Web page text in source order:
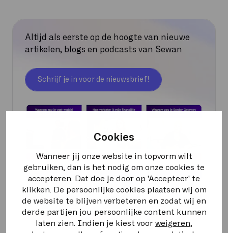
Cookies
Wanneer jij onze website in topvorm wilt
gebruiken, dan is het nodig om onze cookies te
accepteren. Dat doe je door op 'Accepteer' te
klikken. De persoonlijke cookies plaatsen wij om
de website te blijven verbeteren en zodat wij en
derde partijen jou persoonlijke content kunnen
laten zien. Indien je kiest voor weigeren
Altijd als eerste op de hoogte van nieuwe
artikelen, blogs en podcasts van Sewan
Schrijf je in voor de nieuwsbrief!